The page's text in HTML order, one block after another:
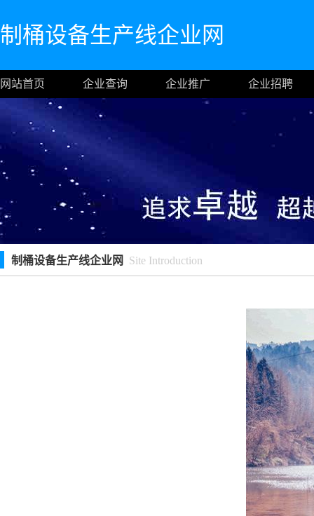
制桶设备生产线企业网
网站首页 企业查询 企业推广 企业招聘
制桶设备生产线企业网 Site Introduction